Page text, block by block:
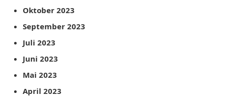
Oktober 2023
September 2023
Juli 2023
Juni 2023
Mai 2023
April 2023